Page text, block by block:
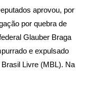
aprovou, por
por quebra de
Glauber Braga
e expulsado
Livre (MBL). Na